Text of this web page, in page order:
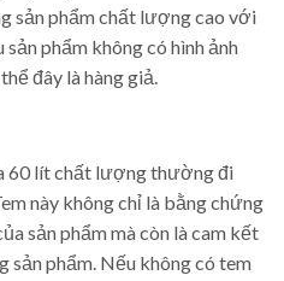
sản phẩm chất lượng cao với
sản phẩm không có hình ảnh
đây là hàng giả.
60 lít chất lượng thường đi
này không chỉ là bằng chứng
sản phẩm mà còn là cam kết
sản phẩm. Nếu không có tem